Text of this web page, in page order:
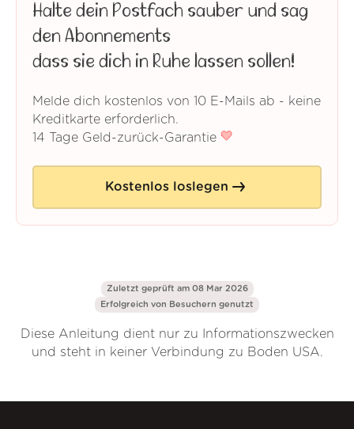
Halte dein Postfach sauber und sag
den Abonnements
dass sie dich in Ruhe lassen sollen!
Melde dich kostenlos von 10 E-Mails ab - keine
Kreditkarte erforderlich.
14 Tage Geld-zurück-Garantie
Kostenlos loslegen
Zuletzt geprüft am 08 Mar 2026
Erfolgreich von Besuchern genutzt
Diese Anleitung dient nur zu Informationszwecken
und steht in keiner Verbindung zu Boden USA.